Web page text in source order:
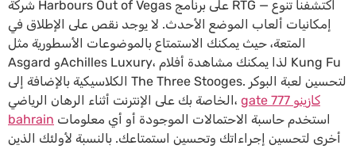
شركة Harbours Out of Vegas على برنامج RTG — اكتشفنا تنوع
إمكانيات ألعاب الموضع الأحدث. لا يوجد نقص على الإطلاق في
المتعة، حيث يمكنك الاستمتاع بالموضوعات الأسطورية مثل
Asgard وAchilles Luxury، لذا يمكنك مشاهدة أفلام Kung Fu
الكلاسيكية بالإضافة إلى The Three Stooges. لتحسين لعبة البوكر
الخاصة بك على الإنترنت أثناء الرهان الرياضي، gate 777 كازينو
bahrain
أخرى لتحسين إجراءاتك وتحسين استمتاعك. بالنسبة لأولئك الذين